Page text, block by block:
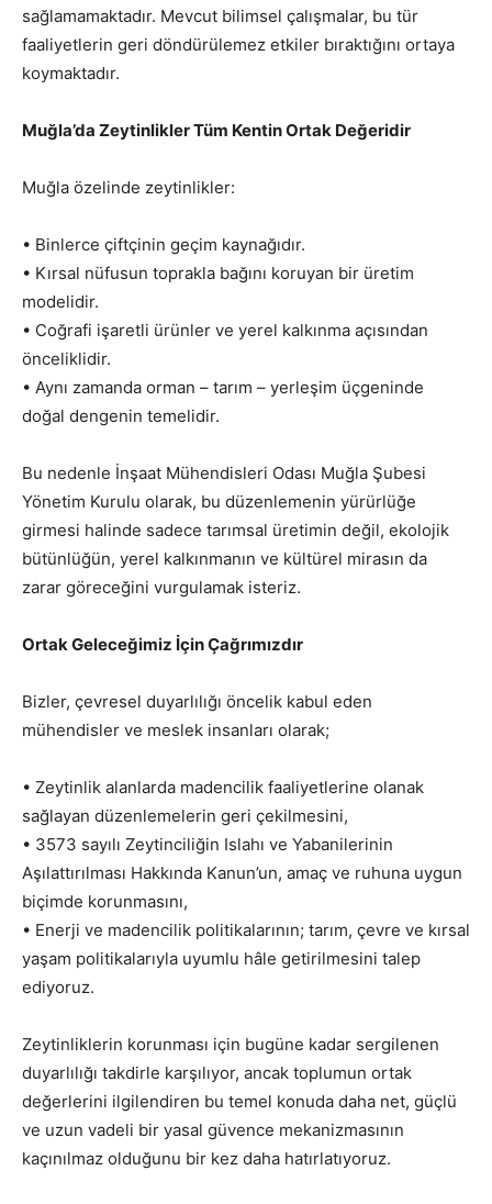
sağlamamaktadır. Mevcut bilimsel çalışmalar, bu tür
faaliyetlerin geri döndürülemez etkiler bıraktığını ortaya
koymaktadır.
Muğla’da Zeytinlikler Tüm Kentin Ortak Değeridir
Muğla özelinde zeytinlikler:
• Binlerce çiftçinin geçim kaynağıdır.
• Kırsal nüfusun toprakla bağını koruyan bir üretim
modelidir.
• Coğrafi işaretli ürünler ve yerel kalkınma açısından
önceliklidir.
• Aynı zamanda orman – tarım – yerleşim üçgeninde
doğal dengenin temelidir.
Bu nedenle İnşaat Mühendisleri Odası Muğla Şubesi
Yönetim Kurulu olarak, bu düzenlemenin yürürlüğe
girmesi halinde sadece tarımsal üretimin değil, ekolojik
bütünlüğün, yerel kalkınmanın ve kültürel mirasın da
zarar göreceğini vurgulamak isteriz.
Ortak Geleceğimiz İçin Çağrımızdır
Bizler, çevresel duyarlılığı öncelik kabul eden
mühendisler ve meslek insanları olarak;
• Zeytinlik alanlarda madencilik faaliyetlerine olanak
sağlayan düzenlemelerin geri çekilmesini,
• 3573 sayılı Zeytinciliğin Islahı ve Yabanilerinin
Aşılattırılması Hakkında Kanun’un, amaç ve ruhuna uygun
biçimde korunmasını,
• Enerji ve madencilik politikalarının; tarım, çevre ve kırsal
yaşam politikalarıyla uyumlu hâle getirilmesini talep
ediyoruz.
Zeytinliklerin korunması için bugüne kadar sergilenen
duyarlılığı takdirle karşılıyor, ancak toplumun ortak
değerlerini ilgilendiren bu temel konuda daha net, güçlü
ve uzun vadeli bir yasal güvence mekanizmasının
kaçınılmaz olduğunu bir kez daha hatırlatıyoruz.